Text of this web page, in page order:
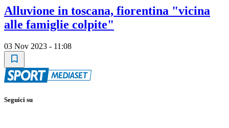
Alluvione in toscana, fiorentina "vicina
alle famiglie colpite"
03 Nov 2023 - 11:08
Seguici su